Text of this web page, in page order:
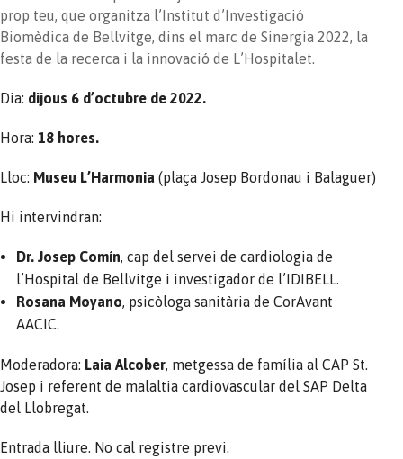
prop teu, que organitza l’Institut d’Investigació
Biomèdica de Bellvitge, dins el marc de Sinergia 2022, la
festa de la recerca i la innovació de L’Hospitalet.
Dia: dijous 6 d’octubre de 2022.
Hora: 18 hores.
Lloc: Museu L’Harmonia (plaça Josep Bordonau i Balaguer)
Hi intervindran:
Dr. Josep Comín, cap del servei de cardiologia de
l’Hospital de Bellvitge i investigador de l’IDIBELL.
Rosana Moyano, psicòloga sanitària de CorAvant
AACIC.
Moderadora: Laia Alcober, metgessa de família al CAP St.
Josep i referent de malaltia cardiovascular del SAP Delta
del Llobregat.
Entrada lliure. No cal registre previ.